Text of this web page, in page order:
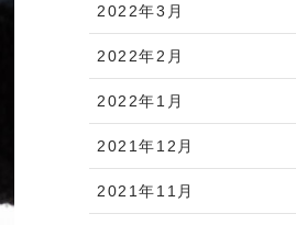
2022年3月
2022年2月
2022年1月
2021年12月
2021年11月